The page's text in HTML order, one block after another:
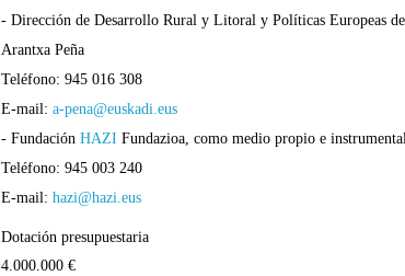
- Dirección de Desarrollo Rural y Litoral y Políticas Europeas
Arantxa Peña
Teléfono: 945 016 308
E-mail: a-pena@euskadi.eus
- Fundación HAZI Fundazioa, como medio propio e
Teléfono: 945 003 240
E-mail: hazi@hazi.eus
Dotación presupuestaria
4.000.000 €